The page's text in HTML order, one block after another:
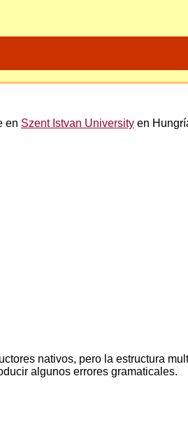
en Szent Istvan University en
nativos, pero la estructura
algunos errores gramaticales.